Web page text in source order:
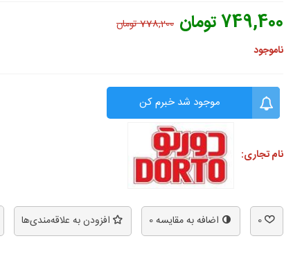
749,400 تومان
778,200 تومان
ناموجود
موجود شد خبرم کن
نام تجاری:
0 اضافه به مقایسه0 افزودن به علاقه‌مندی‌ها